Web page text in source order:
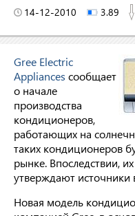
14-12-2010 3.89
Gree Electric
Appliances сообщает
о начале
производства
кондиционеров,
работающих на
таких кондиционеров
рынке. Впоследствии,
утверждают источники
Новая модель